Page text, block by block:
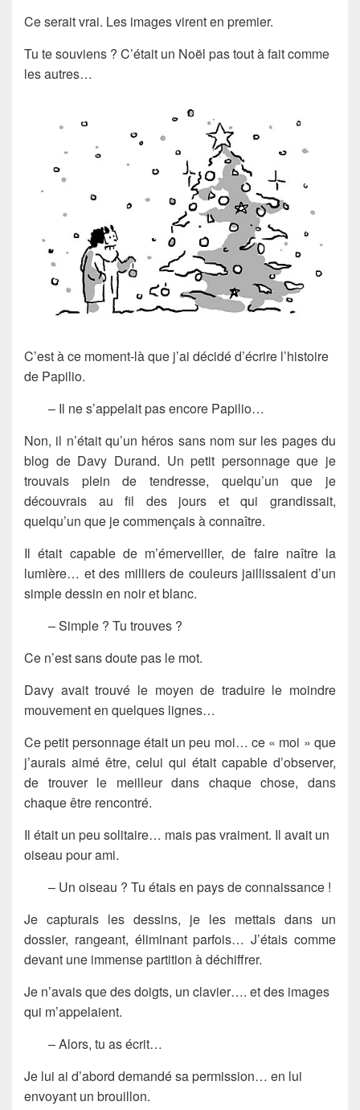
Ce serait vrai. Les images virent en premier.
Tu te souviens ? C’était un Noël pas tout à fait comme
les autres…
C’est à ce moment-là que j’ai décidé d’écrire l’histoire
de Papilio.
– Il ne s’appelait pas encore Papilio…
Non, il n’était qu’un héros sans nom sur les pages du
blog de Davy Durand. Un petit personnage que je
trouvais plein de tendresse, quelqu’un que je
découvrais au fil des jours et qui grandissait,
quelqu’un que je commençais à connaître.
Il était capable de m’émerveiller, de faire naître la
lumière… et des milliers de couleurs jaillissaient d’un
simple dessin en noir et blanc.
– Simple ? Tu trouves ?
Ce n’est sans doute pas le mot.
Davy avait trouvé le moyen de traduire le moindre
mouvement en quelques lignes…
Ce petit personnage était un peu moi… ce « moi » que
j’aurais aimé être, celui qui était capable d’observer,
de trouver le meilleur dans chaque chose, dans
chaque être rencontré.
Il était un peu solitaire… mais pas vraiment. Il avait un
oiseau pour ami.
– Un oiseau ? Tu étais en pays de connaissance !
Je capturais les dessins, je les mettais dans un
dossier, rangeant, éliminant parfois… J’étais comme
devant une immense partition à déchiffrer.
Je n’avais que des doigts, un clavier…. et des images
qui m’appelaient.
– Alors, tu as écrit…
Je lui ai d’abord demandé sa permission… en lui
envoyant un brouillon.